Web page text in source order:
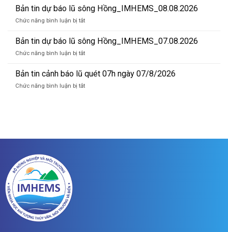
sông
Hồng_IMHEMS_09.08.2026
tin
cảnh
báo
quét
01h
09/08/2026
Bản tin dự báo lũ sông Hồng_IMHEMS_08.08.2026
Chức năng bình luận bị tắtở
tin
báo
sông
Hồng_IMHEMS_08.08.2026
Bản tin dự báo lũ sông Hồng_IMHEMS_07.08.2026
Chức năng bình luận bị tắtở
tin
dự
báo
Bản tin cảnh báo lũ quét 07h ngày 07/8/2026
Chức năng bình luận bị tắtở
quét